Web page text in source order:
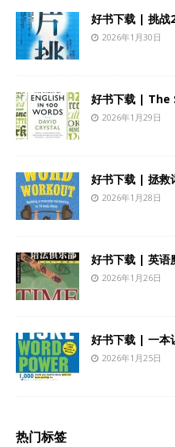
好书下载 | 挑战
2026年1月30日
好书下载 |
2026年1月29日
好书下载 | 拯救
2026年1月28日
好书下载 | 英语
2026年1月26日
好书下载 | 一本
2026年1月25日
热门标签